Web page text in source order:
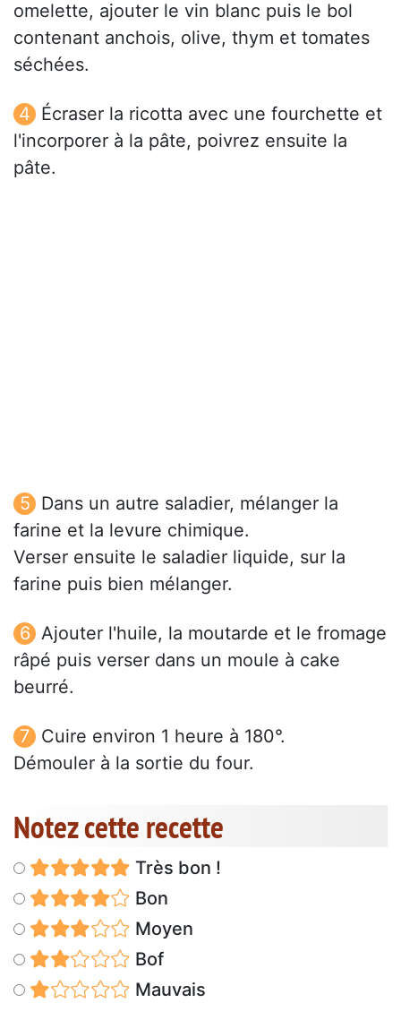
omelette, ajouter le vin blanc puis le bol
contenant anchois, olive, thym et tomates
séchées.
Écraser la ricotta avec une fourchette et
l'incorporer à la pâte, poivrez ensuite la
pâte.
Dans un autre saladier, mélanger la
farine et la levure chimique.
Verser ensuite le saladier liquide, sur la
farine puis bien mélanger.
Ajouter l'huile, la moutarde et le fromage
râpé puis verser dans un moule à cake
beurré.
Cuire environ 1 heure à 180°.
Démouler à la sortie du four.
Notez cette recette
Très bon !
Bon
Moyen
Bof
Mauvais